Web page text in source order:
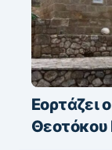
Εορτάζει
Θεοτόκου